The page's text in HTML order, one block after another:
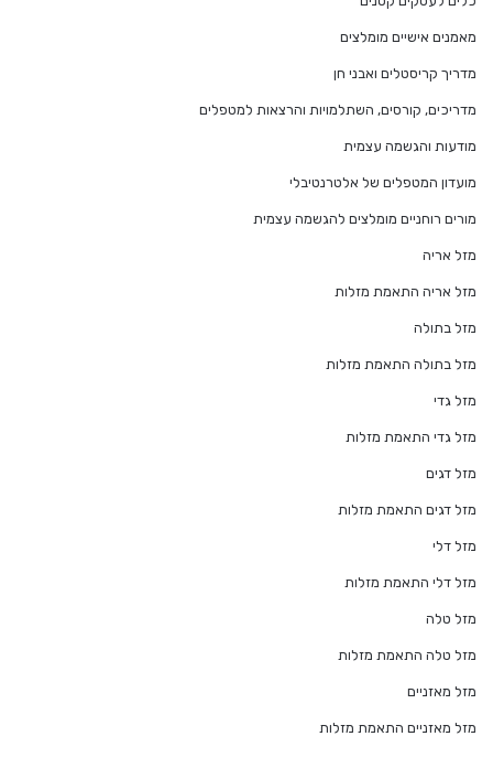
מאמנים אישיים מומלצים
מדריך קריסטלים ואבני חן
מדריכים, קורסים, השתלמויות והרצאות למטפלים
מודעות והגשמה עצמית
מועדון המטפלים של אלטרנטיבלי
מורים רוחניים מומלצים להגשמה עצמית
מזל אריה
מזל אריה התאמת מזלות
מזל בתולה
מזל בתולה התאמת מזלות
מזל גדי
מזל גדי התאמת מזלות
מזל דגים
מזל דגים התאמת מזלות
מזל דלי
מזל דלי התאמת מזלות
מזל טלה
מזל טלה התאמת מזלות
מזל מאזניים
מזל מאזניים התאמת מזלות